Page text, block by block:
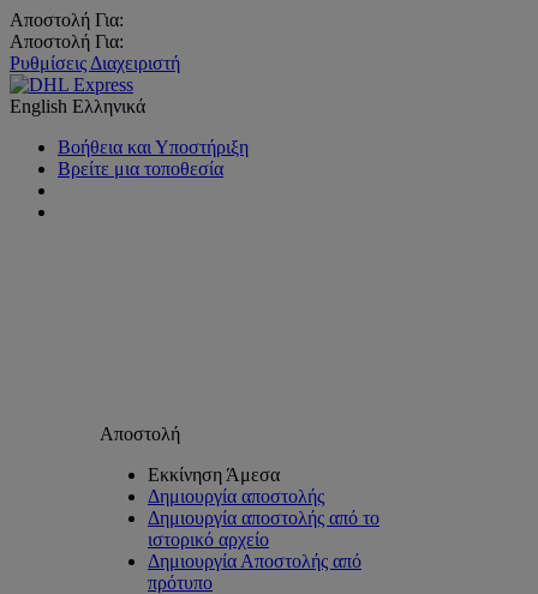
Αποστολή Για:
Αποστολή Για:
Ρυθμίσεις Διαχειριστή
English Ελληνικά
Βοήθεια και Υποστήριξη
Βρείτε μια τοποθεσία
Αποστολή
Εκκίνηση Άμεσα
Δημιουργία αποστολής
Δημιουργία αποστολής από το
ιστορικό αρχείο
Δημιουργία Αποστολής από
πρότυπο